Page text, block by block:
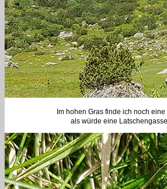
Im hohen Gras finde ich noch
als würde eine